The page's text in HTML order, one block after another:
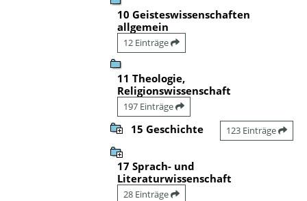
10 Geisteswissenschaften
allgemein
12 Einträge
11 Theologie,
Religionswissenschaft
197 Einträge
15 Geschichte 123 Einträge
17 Sprach- und
Literaturwissenschaft
28 Einträge